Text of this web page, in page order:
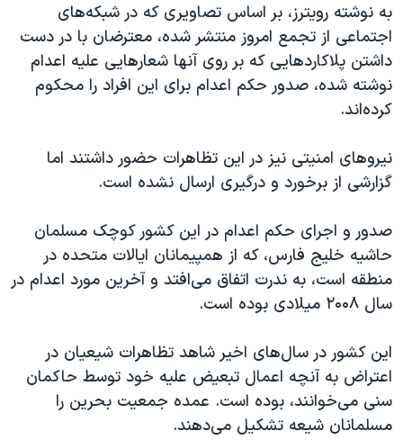
به نوشته رویترز، بر اساس تصاویری که در شبکه‌های
اجتماعی از تجمع امروز منتشر شده، معترضان با در دست
داشتن پلاکاردهایی که بر روی آنها شعارهایی علیه اعدام
نوشته شده، صدور حکم اعدام برای این افراد را محکوم
کرده‌اند.
نیروهای امنیتی نیز در این تظاهرات حضور داشتند اما
گزارشی از برخورد و درگیری ارسال نشده است.
صدور و اجرای حکم اعدام در این کشور کوچک مسلمان
حاشیه خلیج فارس، که از همپیمانان ایالات متحده در
منطقه است، به ندرت اتفاق می‌افتد و آخرین مورد اعدام در
سال ۲۰۰۸ میلادی بوده است.
این کشور در سال‌های اخیر شاهد تظاهرات شیعیان در
اعتراض به آنچه اعمال تبعیض علیه خود توسط حاکمان
سنی می‌خوانند، بوده است. عمده جمعیت بحرین را
مسلمانان شیعه تشکیل می‌دهند.